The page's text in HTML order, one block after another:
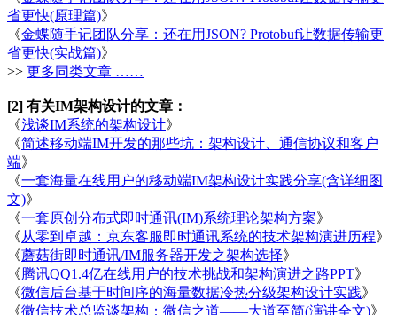
省更快(原理篇)》
《金蝶随手记团队分享：还在用JSON? Protobuf让数据传输更
省更快(实战篇)》
>> 更多同类文章 ……
[2] 有关IM架构设计的文章：
《浅谈IM系统的架构设计》
《简述移动端IM开发的那些坑：架构设计、通信协议和客户
端》
《一套海量在线用户的移动端IM架构设计实践分享(含详细图
文)》
《一套原创分布式即时通讯(IM)系统理论架构方案》
《从零到卓越：京东客服即时通讯系统的技术架构演进历程》
《蘑菇街即时通讯/IM服务器开发之架构选择》
《腾讯QQ1.4亿在线用户的技术挑战和架构演进之路PPT》
《微信后台基于时间序的海量数据冷热分级架构设计实践》
《微信技术总监谈架构：微信之道——大道至简(演讲全文)》